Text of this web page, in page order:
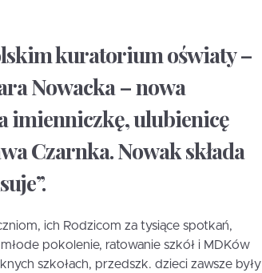
kuratorium oświaty –
Nowacka – nowa
imienniczkę, ulubienicę
Czarnka. Nowak składa
ich Rodzicom za tysiące spotkań,
pokolenie, ratowanie szkół i MDKów
szkołach, przedszk. dzieci zawsze były